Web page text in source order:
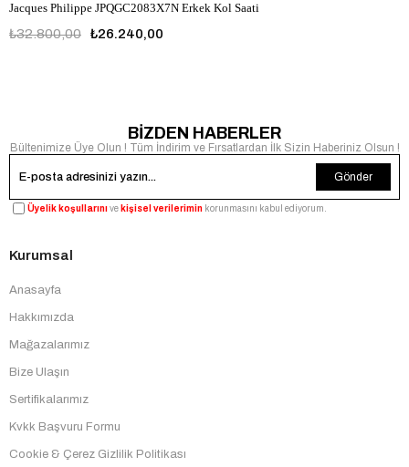
Jacques Philippe JPQGC2083X7N Erkek Kol Saati
₺26.240,00
₺32.800,00
BİZDEN HABERLER
Bültenimize Üye Olun ! Tüm İndirim ve Fırsatlardan İlk Sizin Haberiniz Olsun !
Gönder
Üyelik koşullarınıve kişisel verilerimin korunmasını kabul ediyorum.
Kurumsal
Anasayfa
Hakkımızda
Mağazalarımız
Bize Ulaşın
Sertifikalarımız
Kvkk Başvuru Formu
Cookie & Çerez Gizlilik Politikası